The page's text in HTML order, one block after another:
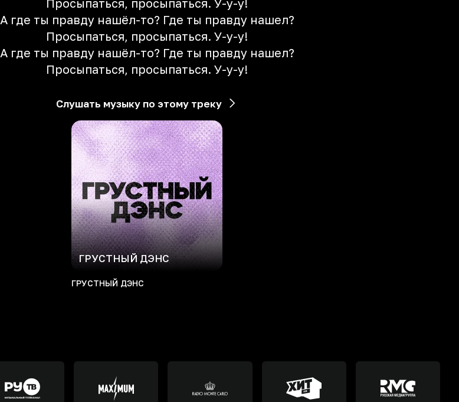
Просыпаться, просыпаться. У-у-у!
А где ты правду нашёл-то? Где ты правду нашел?
Просыпаться, просыпаться. У-у-у!
А где ты правду нашёл-то? Где ты правду нашел?
Просыпаться, просыпаться. У-у-у!
Слушать музыку по этому треку
ГРУСТНЫЙ ДЭНС
ГРУСТНЫЙ ДЭНС